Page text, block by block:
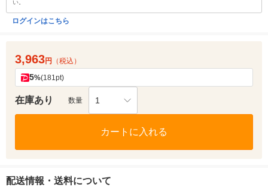
い。
ログインはこちら
3,963円 （税込）
5%(181pt)
在庫あり 数量 1
カートに入れる
配送情報・送料について